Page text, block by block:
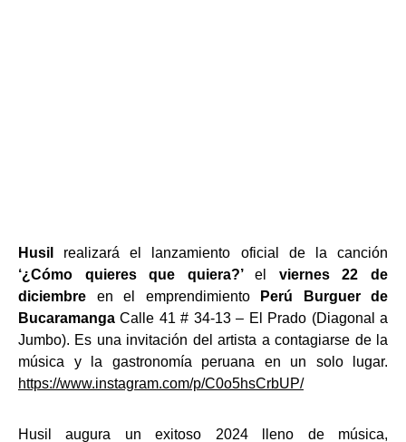
Husil
realizará el lanzamiento oficial de la canción
‘¿Cómo quieres que quiera?’el
viernes 22 de
diciembre en el emprendimiento
Perú Burguer de
Bucaramanga Calle 41 # 34-13 – El Prado (Diagonal a
Jumbo). Es una invitación del artista a contagiarse de la
música y la gastronomía peruana en un solo lugar.
https://www.instagram.com/p/C0o5hsCrbUP/
Husil augura un exitoso 2024 lleno de música,